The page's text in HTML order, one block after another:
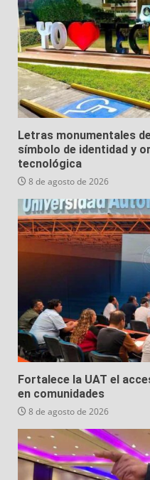
Letras monumentales
símbolo de identidad y
tecnológica
8 de agosto de 2026
Fortalece la UAT el
en comunidades
8 de agosto de 2026